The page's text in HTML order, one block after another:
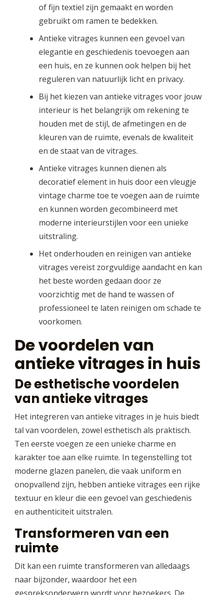
of fijn textiel zijn gemaakt en worden
gebruikt om ramen te bedekken.
Antieke vitrages kunnen een gevoel van
elegantie en geschiedenis toevoegen aan
een huis, en ze kunnen ook helpen bij het
reguleren van natuurlijk licht en privacy.
Bij het kiezen van antieke vitrages voor jouw
interieur is het belangrijk om rekening te
houden met de stijl, de afmetingen en de
kleuren van de ruimte, evenals de kwaliteit
en de staat van de vitrages.
Antieke vitrages kunnen dienen als
decoratief element in huis door een vleugje
vintage charme toe te voegen aan de ruimte
en kunnen worden gecombineerd met
moderne interieurstijlen voor een unieke
uitstraling.
Het onderhouden en reinigen van antieke
vitrages vereist zorgvuldige aandacht en kan
het beste worden gedaan door ze
voorzichtig met de hand te wassen of
professioneel te laten reinigen om schade te
voorkomen.
De voordelen van
antieke vitrages in huis
De esthetische voordelen
van antieke vitrages
Het integreren van antieke vitrages in je huis biedt
tal van voordelen, zowel esthetisch als praktisch.
Ten eerste voegen ze een unieke charme en
karakter toe aan elke ruimte. In tegenstelling tot
moderne glazen panelen, die vaak uniform en
onopvallend zijn, hebben antieke vitrages een rijke
textuur en kleur die een gevoel van geschiedenis
en authenticiteit uitstralen.
Transformeren van een
ruimte
Dit kan een ruimte transformeren van alledaags
naar bijzonder, waardoor het een